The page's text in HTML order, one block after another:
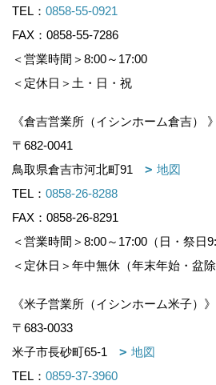
2.個人情報の利用目的
取得した個人情報（個人番号
については、下記
また、当社は建設業を営んで
当社における具体的な個人情
ことはありません。
①
住
TEL： 0858-55-0921
FAX：0858-55-7286
＜営業時間＞8:00～17:00
＜定休日＞土・日・祝
《倉吉営業所（イシンホーム倉吉） 》
〒682-0041
鳥取県倉吉市河北町91
地図
TEL： 0858-26-8288
FAX：0858-26-8291
＜営業時間＞8:00～17:00（日・祭日
＜定休日＞年中無休（年末年始・盆除
《米子営業所（イシンホーム米子）》
〒683-0033
米子市長砂町65-1
地図
TEL： 0859-37-3960